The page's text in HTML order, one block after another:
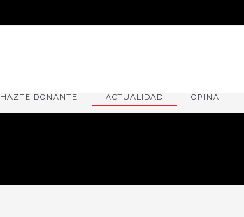
HAZTE DONANTE ACTUALIDAD OPINA